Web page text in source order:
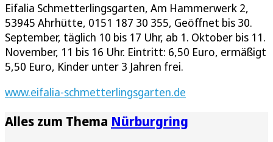
Eifalia Schmetterlingsgarten, Am Hammerwerk 2,
53945 Ahrhütte, 0151 187 30 355, Geöffnet bis 30.
September, täglich 10 bis 17 Uhr, ab 1. Oktober bis 11.
November, 11 bis 16 Uhr. Eintritt: 6,50 Euro, ermäßigt
5,50 Euro, Kinder unter 3 Jahren frei.
www.eifalia-schmetterlingsgarten.de
Alles zum Thema Nürburgring